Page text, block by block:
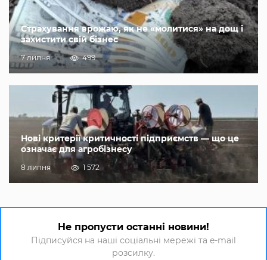
Страхування врожаю, як не «молитися» на дощ і
захистити свій бізнес
7 липня 499
Нові критерії критичності підприємств — що це
означає для агробізнесу
8 липня 1 572
Не пропусти останні новини!
Підписуйся на наші соціальні мережі та e-mail
розсилку.